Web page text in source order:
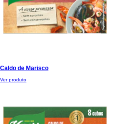
Caldo de Marisco
Ver produto